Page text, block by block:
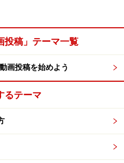
投稿」テーマ一覧
画投稿を始めよう
るテーマ